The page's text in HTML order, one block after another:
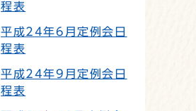
程表
平成24年6月定例会日
程表
平成24年9月定例会日
程表